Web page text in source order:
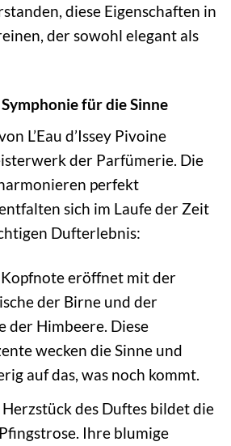
diese Eigenschaften in
der sowohl elegant als
für die Sinne
L’Eau d’Issey Pivoine
der Parfümerie. Die
perfekt
sich im Laufe der Zeit
Dufterlebnis:
eröffnet mit der
der Birne und der
der Himbeere. Diese
wecken die Sinne und
auf das, was noch kommt.
Herzstück des Duftes bildet die
Ihre blumige